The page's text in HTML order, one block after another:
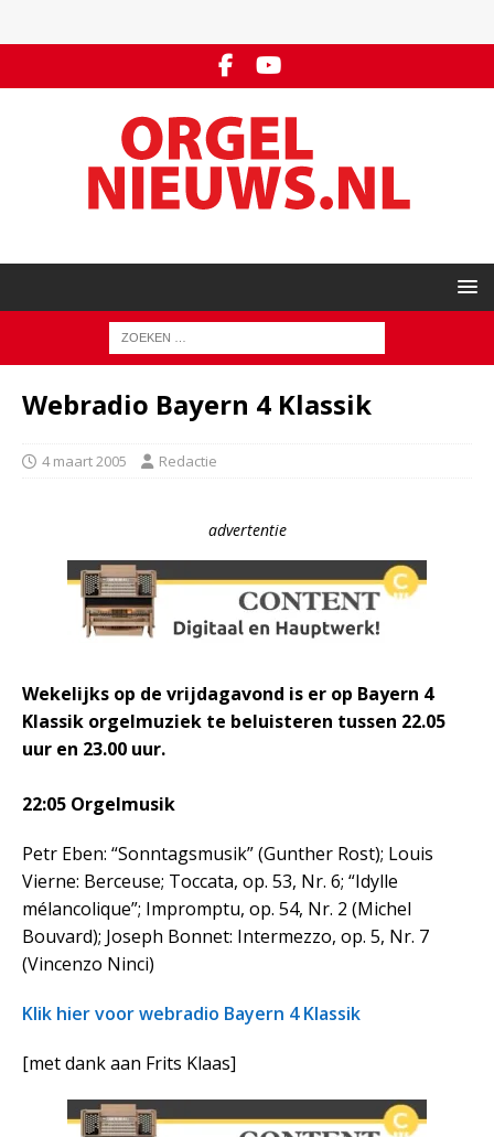
Webradio Bayern 4 Klassik
4 maart 2005 Redactie
advertentie
Wekelijks op de vrijdagavond is er op Bayern 4
Klassik orgelmuziek te beluisteren tussen 22.05
uur en 23.00 uur.
22:05 Orgelmusik
Petr Eben: “Sonntagsmusik” (Gunther Rost); Louis
Vierne: Berceuse; Toccata, op. 53, Nr. 6; “Idylle
mélancolique”; Impromptu, op. 54, Nr. 2 (Michel
Bouvard); Joseph Bonnet: Intermezzo, op. 5, Nr. 7
(Vincenzo Ninci)
Klik hier voor webradio Bayern 4 Klassik
[met dank aan Frits Klaas]